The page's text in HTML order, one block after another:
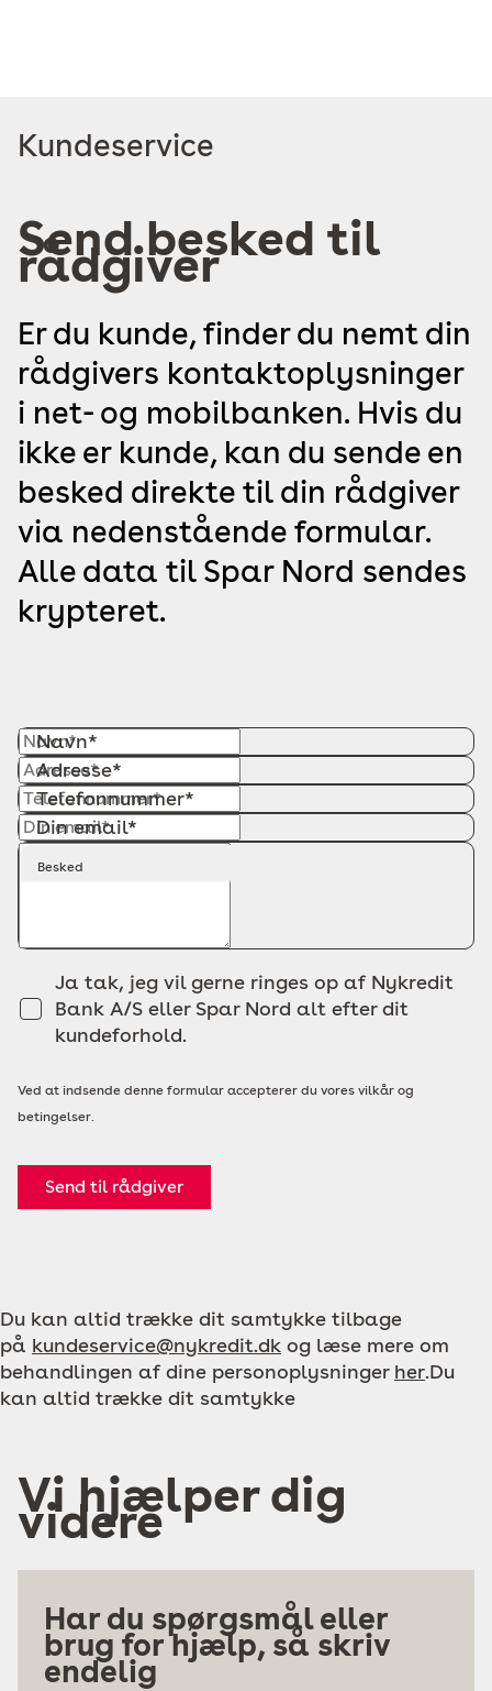
Læs
Kundeservice
Send besked til
rådgiver
Er du kunde, finder du nemt din
rådgivers kontaktoplysninger
i net- og mobilbanken. Hvis du
ikke er kunde, kan du sende en
besked direkte til din rådgiver
via nedenstående formular.
Alle data til Spar Nord sendes
krypteret.
Navn*
Adresse*
Telefonnummer*
Din email*
Besked
Ja tak, jeg vil gerne ringes op af Nykredit
Bank A/S eller Spar Nord alt efter dit
kundeforhold.
Ved at indsende denne formular accepterer du vores vilkår og
betingelser.
Send til rådgiver
Du kan altid trække dit samtykke tilbage
på kundeservice@nykredit.dk og læse mere om
behandlingen af dine personoplysninger her.Du
kan altid trække dit samtykke
Vi hjælper dig
videre
Har du spørgsmål eller
brug for hjælp, så skriv
endelig